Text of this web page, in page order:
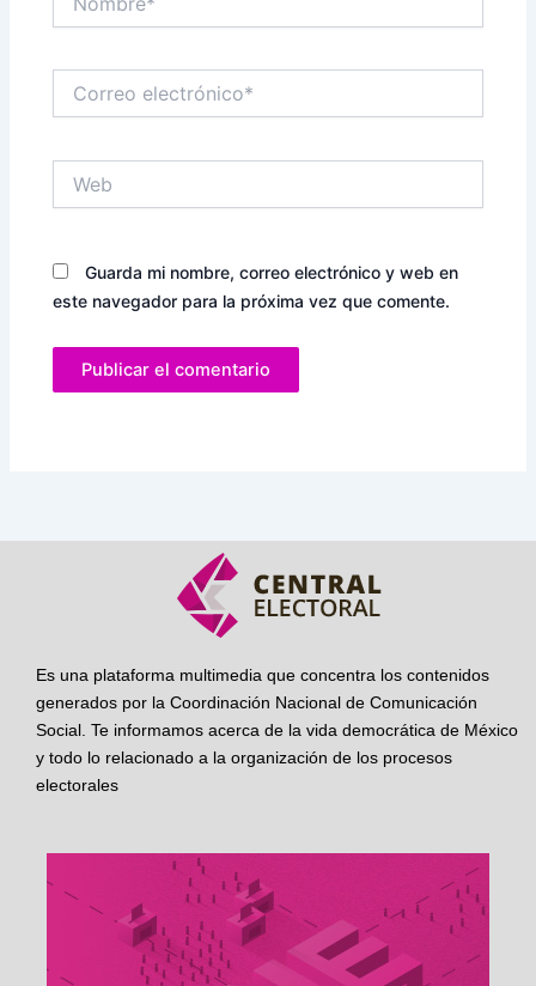
electrónico*
Guarda mi nombre, correo electrónico y web en
este navegador para la próxima vez que comente.
Es una plataforma multimedia que concentra los contenidos
generados por la Coordinación Nacional de Comunicación
Social. Te informamos acerca de la vida democrática de México
y todo lo relacionado a la organización de los procesos
electorales